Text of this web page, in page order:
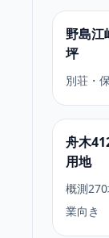
野島江
坪
別荘・
舟木
用地
概測
業向き